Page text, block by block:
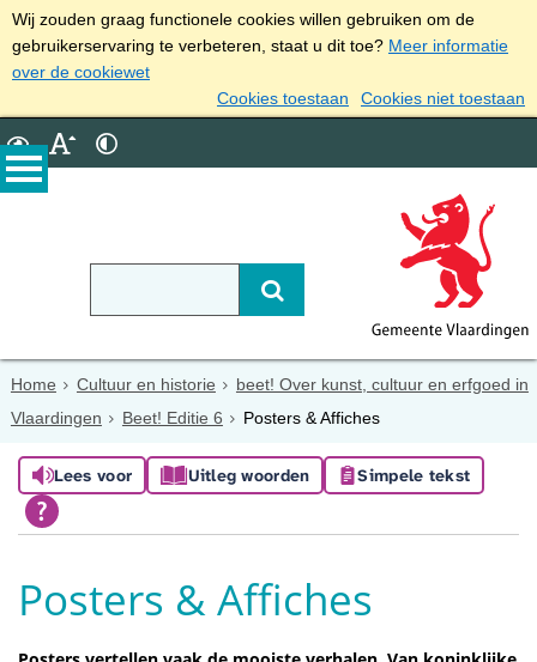
Wij zouden graag functionele cookies willen gebruiken om de
gebruikerservaring te verbeteren, staat u dit toe? Meer informatie
over de cookiewet
Cookies toestaan
Cookies niet toestaan
Home Cultuur en historie
beet! Over kunst, cultuur en erfgoed in
Vlaardingen
Beet! Editie 6 Posters & Affiches
Lees voor Uitleg woorden Simpele tekst
Posters & Affiches